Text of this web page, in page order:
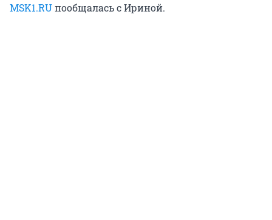
МSK1.RUпообщалась с Ириной.